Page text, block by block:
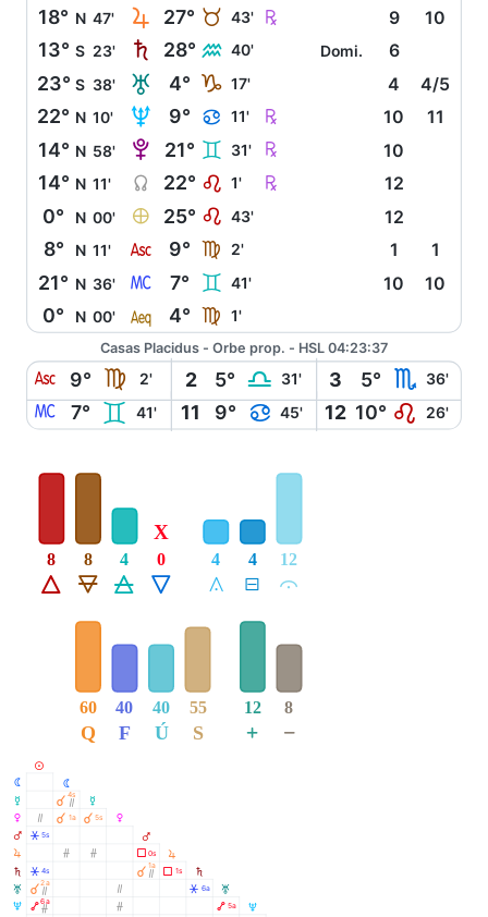
18° N 47' R 27° B 43' Ç 9 10
13° S 23' S 28° K 40' Domi. 6
23° S 38' T 4° J 17' 4 4/5
22° N 10' U 9° D 11' Ç 10 11
14° N 58' V 21° C 31' Ç 10
14° N 11' Y 22° E 1' Ç 12
0° N 00' È 25° E 43' 12
8° N 11' W 9° F 2' 1 1
21° N 36' X 7° C 41' 10 10
0° N 00' l 4° F 1'
Casas Placidus - Orbe prop. - HSL 04:23:37
W 9° F 2' 2 5° G 31' 3 5° H 36'
X 7° C 41' 11 9° D 45' 12 10° E 26'
Á
8
Ë
8
Ô
4
Ê
0
X
Å
4
É
4
Ă
12
Q
60
F
40
Ú
40
S
55
+
12
−
8
M
N
N
O
O
P
P
Q
Q
R
R
S
S
T
T
U
U
Ò
Â 5s
Â 4s
À Ò
2a
Ä Ó
6a
À Ò
4s
À 1a
Ó
À 5s
Ó
Ò
Ó
Ã 0s
À Ò
1a
Ã 1s
Â 6a
Ä 5a